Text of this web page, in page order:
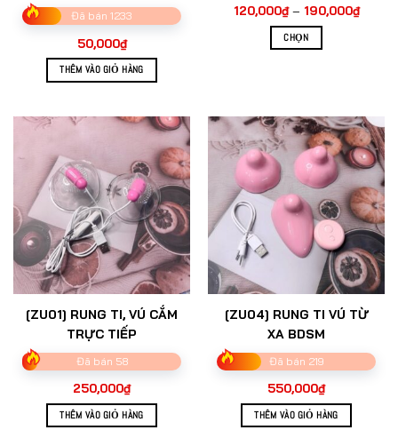
Đã bán 1233
50,000₫
THÊM VÀO GIỎ HÀNG
120,000₫ – 190,000₫
giá:
CHỌN
có
nhiều
biến
thể.
Các
tùy
chọn
có
thể
được
trên
trang
sản
phẩm
[ZU01] RUNG TI, VÚ CẮM
TRỰC TIẾP
Đã bán 58
250,000₫
THÊM VÀO GIỎ HÀNG
[ZU04] RUNG TI VÚ TỪ
XA BDSM
Đã bán 219
550,000₫
THÊM VÀO GIỎ HÀNG